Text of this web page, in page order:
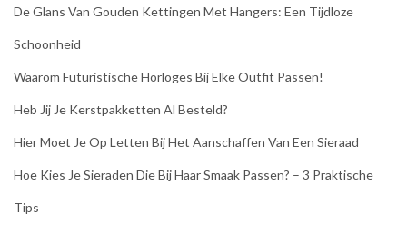
De Glans Van Gouden Kettingen Met Hangers: Een Tijdloze
Schoonheid
Waarom Futuristische Horloges Bij Elke Outfit Passen!
Heb Jij Je Kerstpakketten Al Besteld?
Hier Moet Je Op Letten Bij Het Aanschaffen Van Een Sieraad
Hoe Kies Je Sieraden Die Bij Haar Smaak Passen? – 3 Praktische
Tips